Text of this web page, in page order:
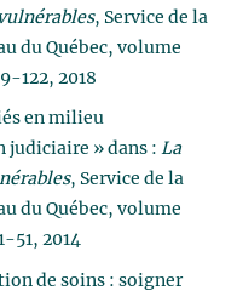
, Service de la
du Québec, volume
122, 2018
en milieu
» dans : La
, Service de la
du Québec, volume
51, 2014
de soins : soigner